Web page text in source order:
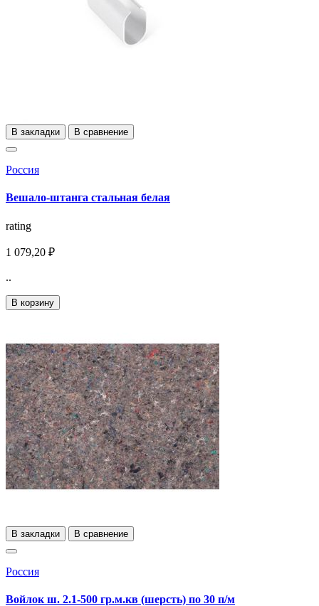
В закладки В сравнение
Россия
Вешало-штанга стальная белая
rating
1 079,20 ₽
..
В корзину
В закладки В сравнение
Россия
Войлок ш. 2.1-500 гр.м.кв (шерсть) по 30 п/м